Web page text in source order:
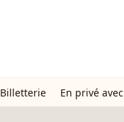
Billetterie En privé avec